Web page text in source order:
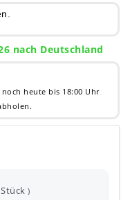
nach Deutschland
heute bis 18:00 Uhr
Stück)